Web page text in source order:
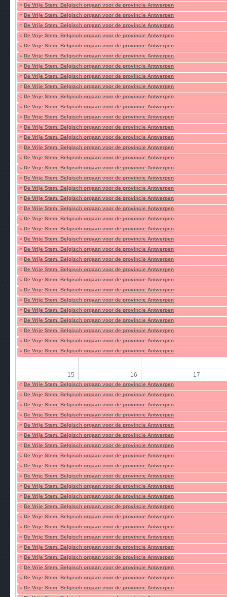
« De Vrije Stem. Belgisch orgaan voor de provincie Antwerpen
« De Vrije Stem. Belgisch orgaan voor de provincie Antwerpen
« De Vrije Stem. Belgisch orgaan voor de provincie Antwerpen
« De Vrije Stem. Belgisch orgaan voor de provincie Antwerpen
« De Vrije Stem. Belgisch orgaan voor de provincie Antwerpen
« De Vrije Stem. Belgisch orgaan voor de provincie Antwerpen
« De Vrije Stem. Belgisch orgaan voor de provincie Antwerpen
« De Vrije Stem. Belgisch orgaan voor de provincie Antwerpen
« De Vrije Stem. Belgisch orgaan voor de provincie Antwerpen
« De Vrije Stem. Belgisch orgaan voor de provincie Antwerpen
« De Vrije Stem. Belgisch orgaan voor de provincie Antwerpen
« De Vrije Stem. Belgisch orgaan voor de provincie Antwerpen
« De Vrije Stem. Belgisch orgaan voor de provincie Antwerpen
« De Vrije Stem. Belgisch orgaan voor de provincie Antwerpen
« De Vrije Stem. Belgisch orgaan voor de provincie Antwerpen
« De Vrije Stem. Belgisch orgaan voor de provincie Antwerpen
« De Vrije Stem. Belgisch orgaan voor de provincie Antwerpen
« De Vrije Stem. Belgisch orgaan voor de provincie Antwerpen
« De Vrije Stem. Belgisch orgaan voor de provincie Antwerpen
« De Vrije Stem. Belgisch orgaan voor de provincie Antwerpen
« De Vrije Stem. Belgisch orgaan voor de provincie Antwerpen
« De Vrije Stem. Belgisch orgaan voor de provincie Antwerpen
« De Vrije Stem. Belgisch orgaan voor de provincie Antwerpen
« De Vrije Stem. Belgisch orgaan voor de provincie Antwerpen
« De Vrije Stem. Belgisch orgaan voor de provincie Antwerpen
« De Vrije Stem. Belgisch orgaan voor de provincie Antwerpen
« De Vrije Stem. Belgisch orgaan voor de provincie Antwerpen
« De Vrije Stem. Belgisch orgaan voor de provincie Antwerpen
« De Vrije Stem. Belgisch orgaan voor de provincie Antwerpen
« De Vrije Stem. Belgisch orgaan voor de provincie Antwerpen
« De Vrije Stem. Belgisch orgaan voor de provincie Antwerpen
« De Vrije Stem. Belgisch orgaan voor de provincie Antwerpen
« De Vrije Stem. Belgisch orgaan voor de provincie Antwerpen
« De Vrije Stem. Belgisch orgaan voor de provincie Antwerpen
« De Vrije Stem. Belgisch orgaan voor de provincie Antwerpen
15 16 17
« De Vrije Stem. Belgisch orgaan voor de provincie Antwerpen
« De Vrije Stem. Belgisch orgaan voor de provincie Antwerpen
« De Vrije Stem. Belgisch orgaan voor de provincie Antwerpen
« De Vrije Stem. Belgisch orgaan voor de provincie Antwerpen
« De Vrije Stem. Belgisch orgaan voor de provincie Antwerpen
« De Vrije Stem. Belgisch orgaan voor de provincie Antwerpen
« De Vrije Stem. Belgisch orgaan voor de provincie Antwerpen
« De Vrije Stem. Belgisch orgaan voor de provincie Antwerpen
« De Vrije Stem. Belgisch orgaan voor de provincie Antwerpen
« De Vrije Stem. Belgisch orgaan voor de provincie Antwerpen
« De Vrije Stem. Belgisch orgaan voor de provincie Antwerpen
« De Vrije Stem. Belgisch orgaan voor de provincie Antwerpen
« De Vrije Stem. Belgisch orgaan voor de provincie Antwerpen
« De Vrije Stem. Belgisch orgaan voor de provincie Antwerpen
« De Vrije Stem. Belgisch orgaan voor de provincie Antwerpen
« De Vrije Stem. Belgisch orgaan voor de provincie Antwerpen
« De Vrije Stem. Belgisch orgaan voor de provincie Antwerpen
« De Vrije Stem. Belgisch orgaan voor de provincie Antwerpen
« De Vrije Stem. Belgisch orgaan voor de provincie Antwerpen
« De Vrije Stem. Belgisch orgaan voor de provincie Antwerpen
« De Vrije Stem. Belgisch orgaan voor de provincie Antwerpen